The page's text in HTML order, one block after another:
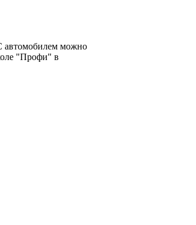
автомобилем можно
"Профи" в